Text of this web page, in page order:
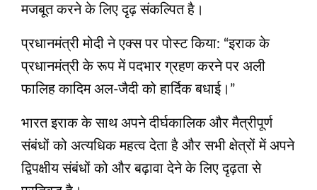
मजबूत करने के लिए दृढ़ संकल्पित है।
प्रधानमंत्री मोदी ने एक्स पर पोस्ट किया: “इराक के
प्रधानमंत्री के रूप में पदभार ग्रहण करने पर अली
फालिह कादिम अल-जैदी को हार्दिक बधाई।”
भारत इराक के साथ अपने दीर्घकालिक और मैत्रीपूर्ण
संबंधों को अत्यधिक महत्व देता है और सभी क्षेत्रों में अपने
द्विपक्षीय संबंधों को और बढ़ावा देने के लिए दृढ़ता से